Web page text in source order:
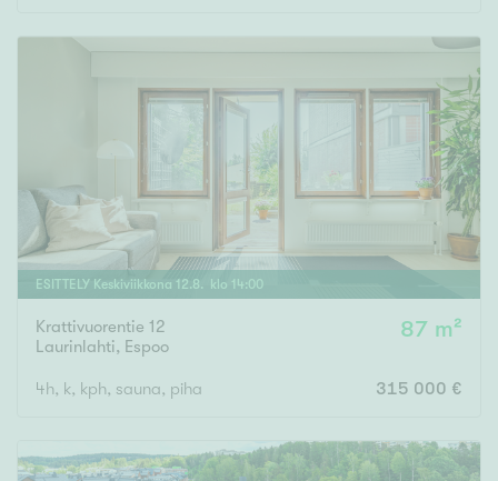
ESITTELY Keskiviikkona 12.8. klo 14:00
Krattivuorentie 12
Laurinlahti, Espoo
87 m²
4h, k, kph, sauna, piha 315 000 €